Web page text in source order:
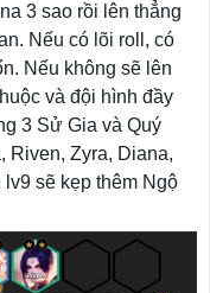
3 sao rồi lên thẳng
Nếu có lõi roll, có
Nếu không sẽ lên
và đội hình đầy
3 Sử Gia và Quý
Riven, Zyra, Diana,
sẽ kẹp thêm Ngộ